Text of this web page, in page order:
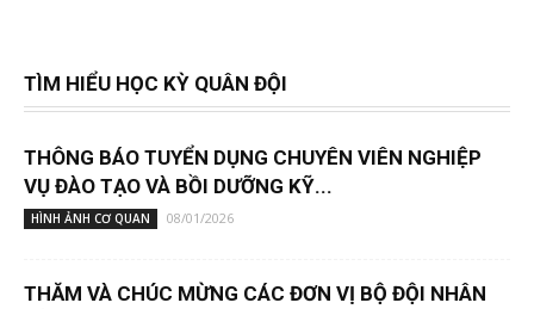
TÌM HIỂU HỌC KỲ QUÂN ĐỘI
THÔNG BÁO TUYỂN DỤNG CHUYÊN VIÊN NGHIỆP
VỤ ĐÀO TẠO VÀ BỒI DƯỠNG KỸ...
HÌNH ẢNH CƠ QUAN 08/01/2026
THĂM VÀ CHÚC MỪNG CÁC ĐƠN VỊ BỘ ĐỘI NHÂN